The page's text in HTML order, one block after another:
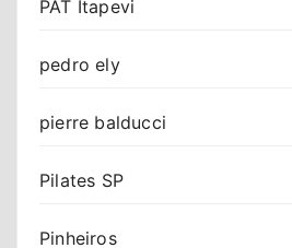
PAT Itapevi
pedro ely
pierre balducci
Pilates SP
Pinheiros